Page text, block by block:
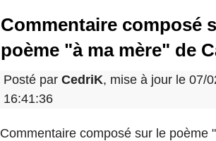
Commentaire composé
poème "à ma mère" de
Posté par CedriK, mise à jour le 07/
16:41:36
Commentaire composé sur le poème